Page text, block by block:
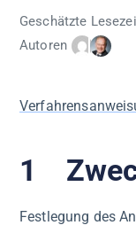
Geschätzte
Autoren
1
Festlegung des